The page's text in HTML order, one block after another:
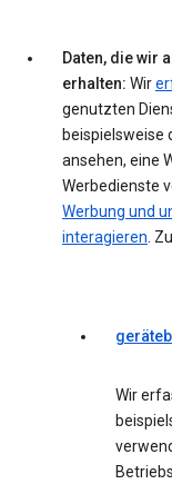
Daten, die wir
erhalten: Wir
genutzten
beispielsweise
ansehen, eine
Werbedienste
Werbung und
interagieren.
Wir